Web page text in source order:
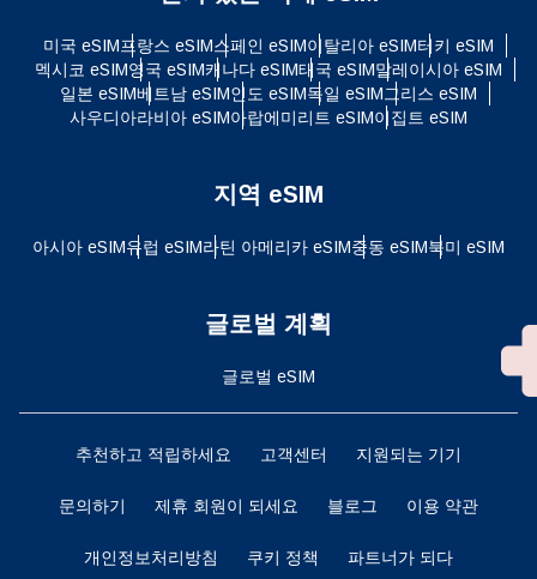
미국 eSIM프랑스 eSIM스페인 eSIM이탈리아 eSIM터키 eSIM
멕시코 eSIM영국 eSIM캐나다 eSIM태국 eSIM말레이시아 eSIM
일본 eSIM베트남 eSIM인도 eSIM독일 eSIM그리스 eSIM
사우디아라비아 eSIM아랍에미리트 eSIM이집트 eSIM
지역 eSIM
아시아 eSIM유럽 ​​eSIM라틴 아메리카 eSIM중동 eSIM북미 eSIM
글로벌 계획
글로벌 eSIM
추천하고 적립하세요 고객센터 지원되는 기기
문의하기 제휴 회원이 되세요 블로그 이용 약관
개인정보처리방침 쿠키 정책 파트너가 되다